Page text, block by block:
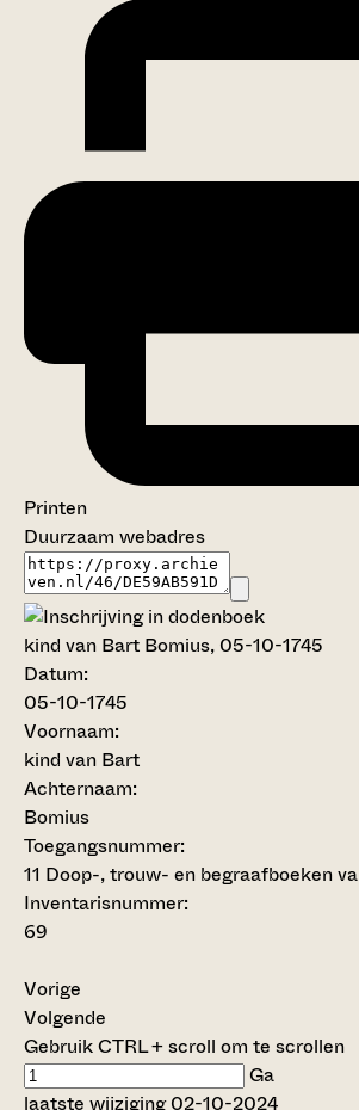
Printen
Duurzaam webadres
kind van Bart Bomius, 05-10-1745
Datum:
05-10-1745
Voornaam:
kind van Bart
Achternaam:
Bomius
Toegangsnummer:
11 Doop-, trouw- en begraafboeken
Inventarisnummer:
69
Vorige
Volgende
Gebruik CTRL + scroll om te scrollen
Ga
laatste wijziging 02-10-2024